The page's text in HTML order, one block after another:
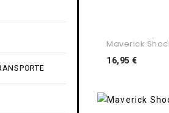
Maverick
16,95 €Preço